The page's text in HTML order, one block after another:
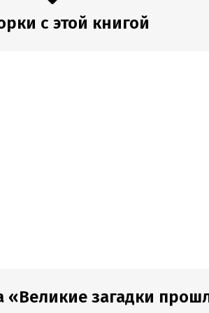
с этой книгой
«Великие загадки